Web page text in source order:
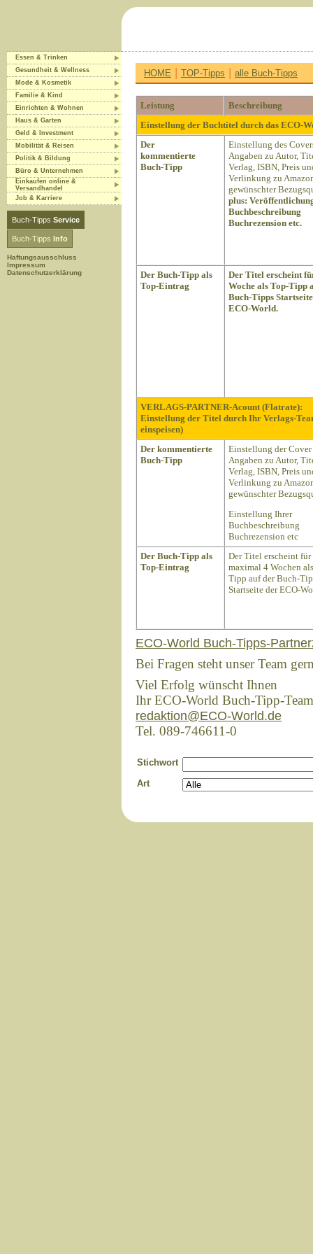
Essen & Trinken
Gesundheit & Wellness
Mode & Kosmetik
Familie & Kind
Einrichten & Wohnen
Haus & Garten
Geld & Investment
Mobilität & Reisen
Politik & Bildung
Büro & Unternehmen
Einkaufen online &
Versandhandel
Job & Karriere
Buch-Tipps Service
Buch-Tipps Info
Haftungsausschluss
Impressum
Datenschutzerklärung
HOME | TOP-Tipps | alle Buch-Tipps
Leistung
Beschreibung
Einstellung der Buchtitel durch das ECO-
Der
kommentierte
Buch-Tipp
Einstellung des
Angaben zu Autor,
Verlag, ISBN, Preis
Verlinkung zu
gewünschter
plus:
Buchbeschreibung
Buchrezension etc.
Der Buch-Tipp als
Top-Eintrag
Der Titel erscheint
Woche als Top-Tipp
Buch-Tipps
ECO-World.
VERLAGS-PARTNER-Acount (Flatrate):
Einstellung der Titel durch Ihr Verlags-
einspeisen)
Der kommentierte
Buch-Tipp
Einstellung der
Angaben zu Autor,
Verlag, ISBN, Preis
Verlinkung zu
gewünschter
Einstellung Ihrer
Buchbeschreibung
Buchrezension etc
Der Buch-Tipp als
Top-Eintrag
Der Titel erscheint für
maximal 4 Wochen
Tipp auf der Buch-
Startseite der ECO-
ECO-World Buch-Tipps-
Bei Fragen steht unser Team
Viel Erfolg wünscht Ihnen
Ihr ECO-World Buch-Tipp-Team
redaktion@ECO-World.de
Tel. 089-746611-0
Stichwort
Art